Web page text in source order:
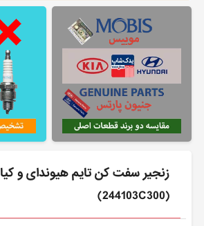
زنجير سفت كن تایم هیوندای و کیا
(244103C300)